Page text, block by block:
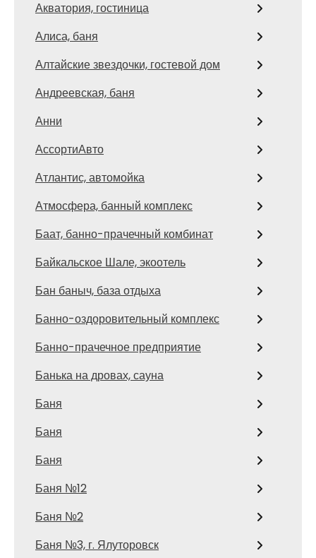
Акватория, гостиница
Алиса, баня
Алтайские звездочки, гостевой дом
Андреевская, баня
Анни
АссортиАвто
Атлантис, автомойка
Атмосфера, банный комплекс
Баат, банно-прачечный комбинат
Байкальское Шале, экоотель
Бан баныч, база отдыха
Банно-оздоровительный комплекс
Банно-прачечное предприятие
Банька на дровах, сауна
Баня
Баня
Баня
Баня №12
Баня №2
Баня №3, г. Ялуторовск